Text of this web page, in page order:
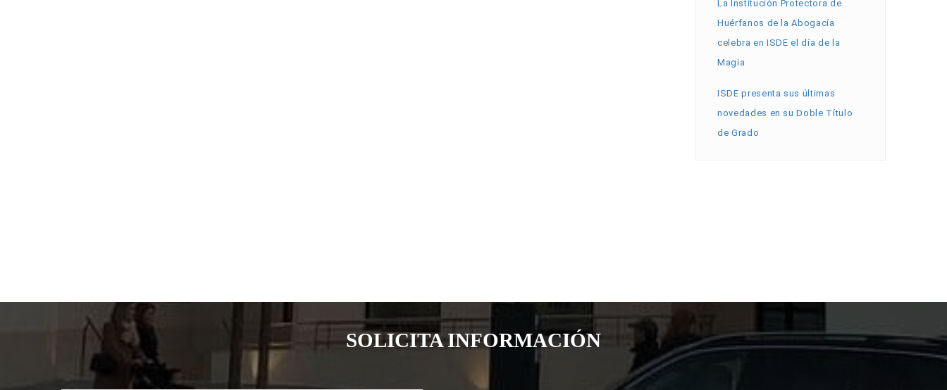
La Institución Protectora de
Huérfanos de la Abogacía
celebra en ISDE el día de la
Magia
ISDE presenta sus últimas
novedades en su Doble Título
de Grado
SOLICITA INFORMACIÓN